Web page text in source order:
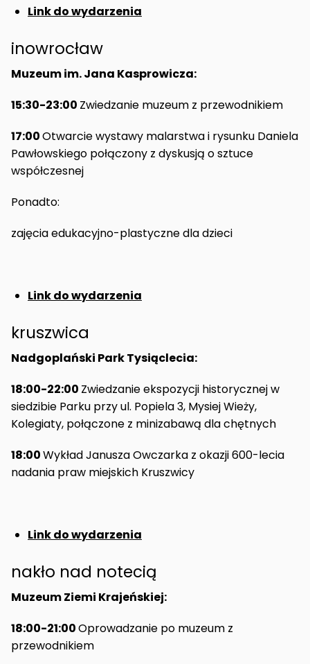
Link do wydarzenia
inowrocław
Muzeum im. Jana Kasprowicza:
15:30-23:00 Zwiedzanie muzeum z przewodnikiem
17:00Otwarcie wystawy malarstwa i rysunku Daniela
Pawłowskiego połączony z dyskusją o sztuce
współczesnej
Ponadto:
zajęcia edukacyjno-plastyczne dla dzieci
Link do wydarzenia
kruszwica
Nadgoplański Park Tysiąclecia:
18:00-22:00 Zwiedzanie ekspozycji historycznej w
siedzibie Parku przy ul. Popiela 3, Mysiej Wieży,
Kolegiaty, połączone z minizabawą dla chętnych
18:00Wykład Janusza Owczarka z okazji 600-lecia
nadania praw miejskich Kruszwicy
Link do wydarzenia
nakło nad notecią
Muzeum Ziemi Krajeńskiej:
18:00-21:00Oprowadzanie po muzeum z
przewodnikiem